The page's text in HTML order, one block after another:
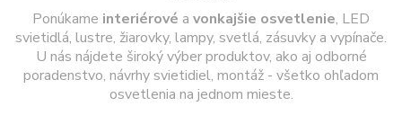
Ponúkame interiérové a vonkajšie osvetlenie, LED
svietidlá, lustre, žiarovky, lampy, svetlá, zásuvky a vypínače.
U nás nájdete široký výber produktov, ako aj odborné
poradenstvo, návrhy svietidiel, montáž - všetko ohľadom
osvetlenia na jednom mieste.